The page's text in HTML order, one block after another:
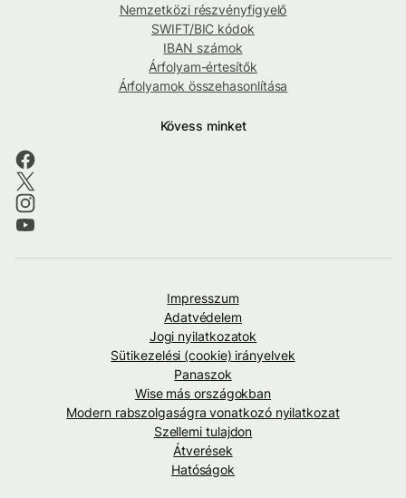
Nemzetközi részvényfigyelő
SWIFT/BIC kódok
IBAN számok
Árfolyam-értesítők
Árfolyamok összehasonlítása
Kövess minket
Impresszum
Adatvédelem
Jogi nyilatkozatok
Sütikezelési (cookie) irányelvek
Panaszok
Wise más országokban
Modern rabszolgaságra vonatkozó nyilatkozat
Szellemi tulajdon
Átverések
Hatóságok